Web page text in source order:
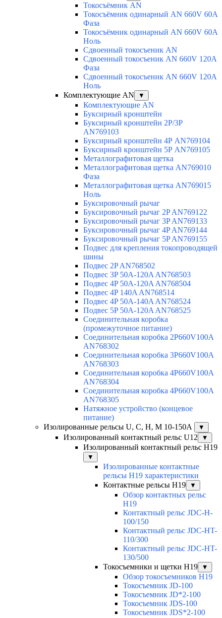
Токосъёмник AN
Токосъёмник одинарный AN 660V 60A
Фаза
Токосъёмник одинарный AN 660V 60A
Ноль
Сдвоенный токосъеник AN
Сдвоенный токосъеник AN 660V 120A
Фаза
Сдвоенный токосъеник AN 660V 120A
Ноль
Комплектующие AN
▼
Комплектующие AN
Буксирный кронштейн
Буксирный кронштейн 2Р/3Р
AN769103
Буксирный кронштейн 4Р AN769104
Буксирный кронштейн 5Р AN769105
Металлографитовая щетка
Металлографитовая щетка AN769010
Фаза
Металлографитовая щетка AN769015
Ноль
Буксировочный рычаг
Буксировочный рычаг 2P AN769122
Буксировочный рычаг 3P AN769133
Буксировочный рычаг 4P AN769144
Буксировочный рычаг 5P AN769155
Подвес для крепления токопроводящей
шины
Подвес 2P AN768502
Подвес 3P 50A-120A AN768503
Подвес 4P 50A-120A AN768504
Подвес 4P 140A AN768514
Подвес 4P 50A-140A AN768524
Подвес 5P 50A-120A AN768525
Соединительная коробка
(промежуточное питание)
Соединительная коробка 2P660V100A
AN768302
Соединительная коробка 3P660V100A
AN768303
Соединительная коробка 4P660V100A
AN768304
Соединительная коробка 4P660V100A
AN768305
Натяжное устройство (концевое
питание)
Изолированные рельсы U, C, H, M 10-150А
▼
Изолированный контактный рельс U12 ▼
Изолированный контактный рельс Н19
▼
Изолированные контактные
рельсы Н19 характеристики
Контактные рельсы H19
▼
Обзор контактных рельс
H19
Контактный рельс JDC-H-
100/150
Контактный рельс JDC-HT-
110/300
Контактный рельс JDC-HT-
130/500
Токосъемники и щетки H19
▼
Обзор токосъемников H19
Токосъемник JD-100
Токосъемник JD*2-100
Токосъемник JDS-100
Токосъемник JDS*2-100